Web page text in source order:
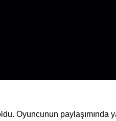
Oyuncunun paylaşımında